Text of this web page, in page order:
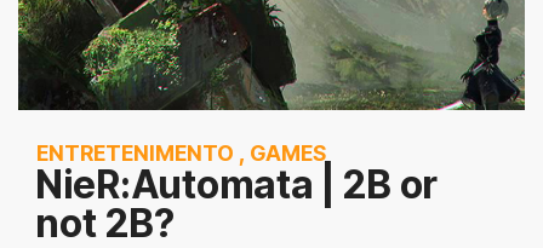
ENTRETENIMENTO , GAMES
NieR:Automata | 2B or
not 2B?